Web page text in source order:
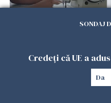
muncitorii străini în
06 FEBRUARIE 2026
SONDAJ
Credeți că UE a
Da